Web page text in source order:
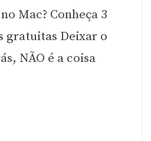
Mac? Conheça 3
gratuitas Deixar o
NÃO é a coisa